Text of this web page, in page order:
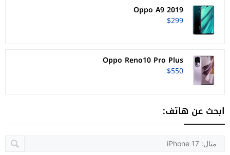
Oppo A9 2019
$299
Oppo Reno10 Pro Plus
$550
ابحث عن هاتف: